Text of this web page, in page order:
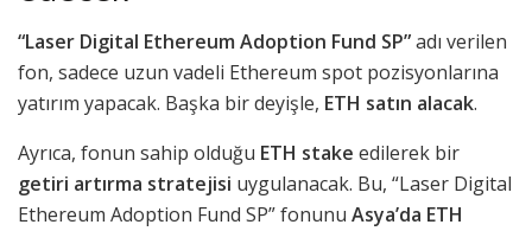
“Laser Digital Ethereum Adoption Fund SP”adı verilen
fon, sadece uzun vadeli Ethereum spot pozisyonlarına
yatırım yapacak. Başka bir deyişle, ETH satın alacak.
Ayrıca, fonun sahip olduğu ETH stake edilerek bir
getiri artırma stratejisi uygulanacak. Bu, “Laser Digital
Ethereum Adoption Fund SP” fonunu Asya’da ETH